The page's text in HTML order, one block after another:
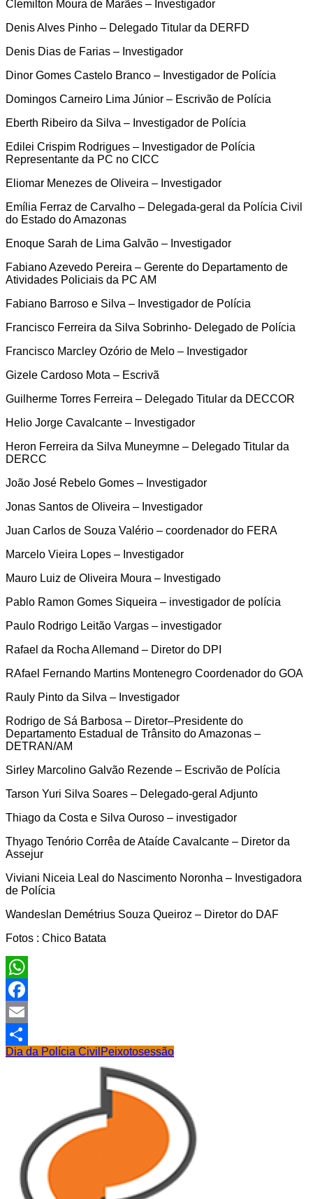
Clemilton Moura de Marães – Investigador
Denis Alves Pinho – Delegado Titular da DERFD
Denis Dias de Farias – Investigador
Dinor Gomes Castelo Branco – Investigador de Polícia
Domingos Carneiro Lima Júnior – Escrivão de Polícia
Eberth Ribeiro da Silva – Investigador de Polícia
Edilei Crispim Rodrigues – Investigador de Polícia
Representante da PC no CICC
Eliomar Menezes de Oliveira – Investigador
Emília Ferraz de Carvalho – Delegada-geral da Polícia Civil
do Estado do Amazonas
Enoque Sarah de Lima Galvão – Investigador
Fabiano Azevedo Pereira – Gerente do Departamento de
Atividades Policiais da PC AM
Fabiano Barroso e Silva – Investigador de Polícia
Francisco Ferreira da Silva Sobrinho- Delegado de Polícia
Francisco Marcley Ozório de Melo – Investigador
Gizele Cardoso Mota – Escrivã
Guilherme Torres Ferreira – Delegado Titular da DECCOR
Helio Jorge Cavalcante – Investigador
Heron Ferreira da Silva Muneymne – Delegado Titular da
DERCC
João José Rebelo Gomes – Investigador
Jonas Santos de Oliveira – Investigador
Juan Carlos de Souza Valério – coordenador do FERA
Marcelo Vieira Lopes – Investigador
Mauro Luiz de Oliveira Moura – Investigado
Pablo Ramon Gomes Siqueira – investigador de polícia
Paulo Rodrigo Leitão Vargas – investigador
Rafael da Rocha Allemand – Diretor do DPI
RAfael Fernando Martins Montenegro Coordenador do GOA
Rauly Pinto da Silva – Investigador
Rodrigo de Sá Barbosa – Diretor–Presidente do
Departamento Estadual de Trânsito do Amazonas –
DETRAN/AM
Sirley Marcolino Galvão Rezende – Escrivão de Polícia
Tarson Yuri Silva Soares – Delegado-geral Adjunto
Thiago da Costa e Silva Ouroso – investigador
Thyago Tenório Corrêa de Ataíde Cavalcante – Diretor da
Assejur
Viviani Niceia Leal do Nascimento Noronha – Investigadora
de Polícia
Wandeslan Demétrius Souza Queiroz – Diretor do DAF
Fotos : Chico Batata
WhatsApp
Facebook
Email
Share
Dia da Polícia Civil Peixotosessão